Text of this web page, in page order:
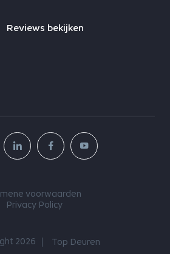
Reviews bekijken
2026 Top Deuren
voorwaarden
Privacy Policy